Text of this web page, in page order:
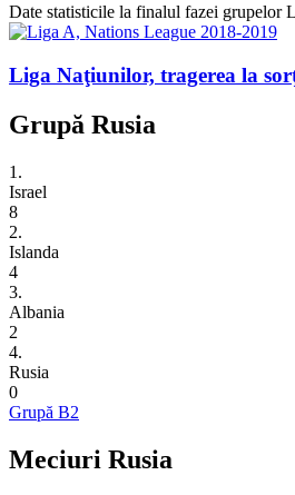
Date statisticile la finalul fazei grupelor
Liga Naţiunilor, tragerea la
Grupă Rusia
1.
Israel
8
2.
Islanda
4
3.
Albania
2
4.
Rusia
0
Grupă B2
Meciuri Rusia